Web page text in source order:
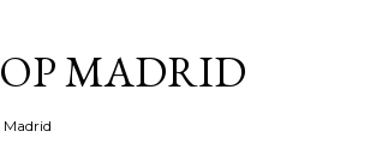
MADRID
Madrid